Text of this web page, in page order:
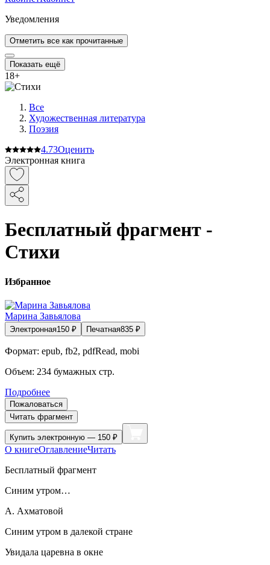
Уведомления
Отметить все как прочитанные
Показать ещё
18+
Все
Художественная литература
Поэзия
4.73Оценить
Электронная книга
Бесплатный фрагмент -
Стихи
Избранное
Марина Завьялова
Электронная150 ₽ Печатная835 ₽
Формат: epub, fb2, pdfRead, mobi
Объем: 234 бумажных стр.
Подробнее
Пожаловаться
Читать фрагмент
Купить электронную — 150 ₽
О книгеОглавлениеЧитать
Бесплатный фрагмент
Синим утром…
А. Ахматовой
Синим утром в далекой стране
Увидала царевна в окне